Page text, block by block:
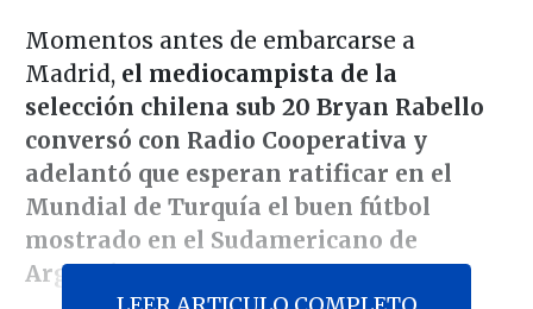
Momentos antes de embarcarse a
Madrid, el mediocampista de la
selección chilena sub 20 Bryan Rabello
conversó con Radio Cooperativa y
adelantó que esperan ratificar en el
Mundial de Turquía el buen fútbol
mostrado en el Sudamericano de
Argentina.